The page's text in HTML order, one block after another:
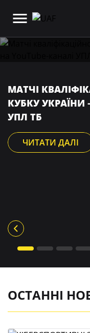
МАТЧІ
КУБКУ УКРАЇНИ
УПЛ ТБ
ЧИТАТИ ДАЛІ
ОСТАННІ